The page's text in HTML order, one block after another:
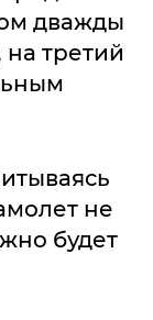
дважды
третий
не
будет